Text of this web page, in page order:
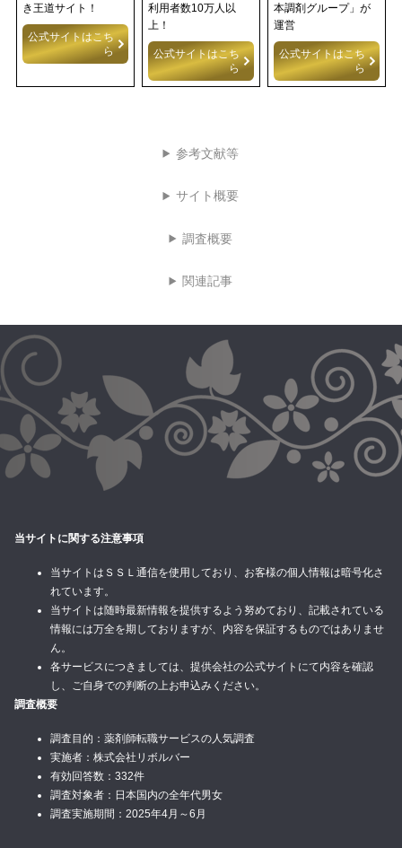
き王道サイト！
公式サイトはこち
ら
利用者数10万人以
上！
公式サイトはこち
ら
本調剤グループ」が
運営
公式サイトはこち
ら
参考文献等
サイト概要
調査概要
関連記事
当サイトに関する注意事項
当サイトはＳＳＬ通信を使用しており、お客様の個人情報は暗号化さ
れています。
当サイトは随時最新情報を提供するよう努めており、記載されている
情報には万全を期しておりますが、内容を保証するものではありませ
ん。
各サービスにつきましては、提供会社の公式サイトにて内容を確認
し、ご自身での判断の上お申込みください。
調査概要
調査目的：薬剤師転職サービスの人気調査
実施者：株式会社リボルバー
有効回答数：332件
調査対象者：日本国内の全年代男女
調査実施期間：2025年4月～6月